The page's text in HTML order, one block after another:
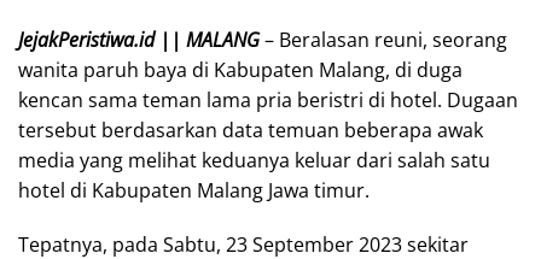
JejakPeristiwa.id || MALANG– Beralasan reuni, seorang
wanita paruh baya di Kabupaten Malang, di duga
kencan sama teman lama pria beristri di hotel. Dugaan
tersebut berdasarkan data temuan beberapa awak
media yang melihat keduanya keluar dari salah satu
hotel di Kabupaten Malang Jawa timur.
Tepatnya, pada Sabtu, 23 September 2023 sekitar